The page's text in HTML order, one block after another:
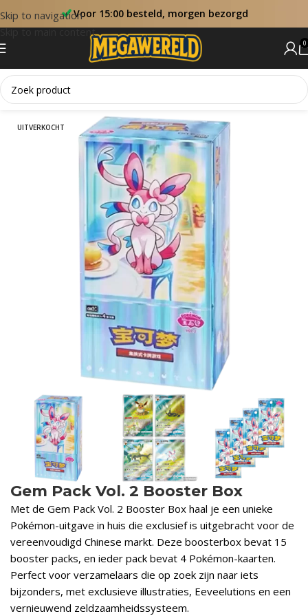
Skip to navigation
Skip to main content
Voor 15:00 besteld, morgen bezorgd
0
Home Booster Boxen
UITVERKOCHT
Gem Pack Vol. 2 Booster Box
Met de Gem Pack Vol. 2 Booster Box haal je een unieke
Pokémon-uitgave in huis die exclusief is uitgebracht voor de
vereenvoudigd Chinese markt. Deze boosterbox bevat 15
booster packs, en ieder pack bevat 4 Pokémon-kaarten.
Perfect voor verzamelaars die op zoek zijn naar iets
bijzonders, met exclusieve illustraties, Eeveelutions en een
vernieuwend zeldzaamheidssysteem.